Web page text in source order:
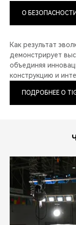
О БЕЗОПАСНОСТИ
Как результат
демонстрирует
объединяя
конструкцию и
ПОДРОБНЕЕ О